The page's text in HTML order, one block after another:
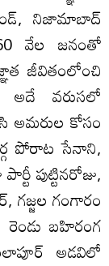
నిజామాబాద్‌
వేల జనంతో
జీవితంలోంచి
అదే వరుసలో
అమరుల కోసం
పోరాట సేనాని,
పుట్టినరోజు,
గజ్జల గంగారం
బహిరంగ
అడవిలో